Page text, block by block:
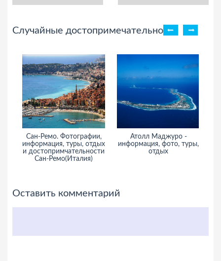
Случайные достопримечательности
Сан-Ремо. Фотографии,
информация, туры, отдых
и достопримчательности
Сан-Ремо(Италия)
Атолл Маджуро -
информация, фото, туры,
отдых
Оставить комментарий